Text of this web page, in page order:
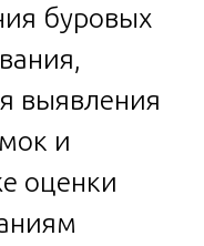
буровых
выявления
и
оценки